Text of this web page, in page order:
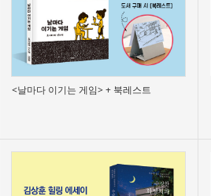
<날마다 이기는 게임> + 북레스트